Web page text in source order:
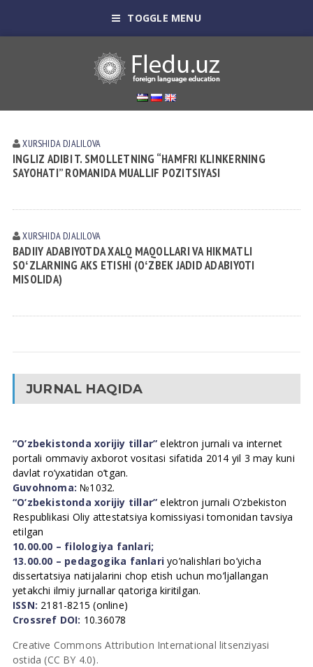
TOGGLE MENU
XURSHIDA DJALILOVA
INGLIZ АDIBI T. SMOLLETNING “HАMFRI KLINKERNING
SАYOHАTI” ROMАNIDА MUАLLIF POZITSIYASI
XURSHIDA DJALILOVA
BАDIIY АDАBIYOTDА XАLQ MАQOLLАRI VА HIKMАTLI
SOʻZLАRNING АKS ETISHI (OʻZBEK JАDID АDАBIYOTI
MISOLIDА)
JURNAL HAQIDA
“O’zbekistonda xorijiy tillar” elektron jurnali va internet
portali ommaviy axborot vositasi sifatida 2014 yil 3 may kuni
davlat ro’yxatidan o’tgan.
Guvohnoma: №1032.
“O’zbekistonda xorijiy tillar” elektron jurnali O’zbekiston
Respublikasi Oliy attestatsiya komissiyasi tomonidan tavsiya
etilgan
10.00.00 – filologiya fanlari;
13.00.00 – pedagogika fanlari yo’nalishlari bo’yicha
dissertatsiya natijalarini chop etish uchun mo’ljallangan
yetakchi ilmiy jurnallar qatoriga kiritilgan.
ISSN: 2181-8215 (online)
Crossref DOI: 10.36078
Creative Commons Attribution International litsenziyasi
ostida (CC BY 4.0).